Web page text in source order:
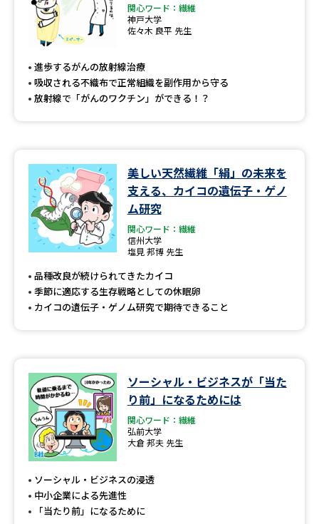
関心ワード：繊維
神戸大学
佐々木 良平 先生
進歩するがんの放射線治療
吸収される不織布で正常組織を副作用から守る
放射線で「がんのワクチン」ができる！？
美しい天然繊維「絹」の未来を
支える、カイコの遺伝子・ゲノ
ム研究
関心ワード：繊維
信州大学
塩見 邦博 先生
品種改良が続けられてきたカイコ
季節に適応する生存戦略としての休眠卵
カイコの遺伝子・ゲノム研究で期待できること
ソーシャル・ビジネスが「当た
り前」になるためには
関心ワード：繊維
弘前大学
大倉 邦夫 先生
ソーシャル・ビジネスの浸透
中小企業による先進性
「当たり前」になるために